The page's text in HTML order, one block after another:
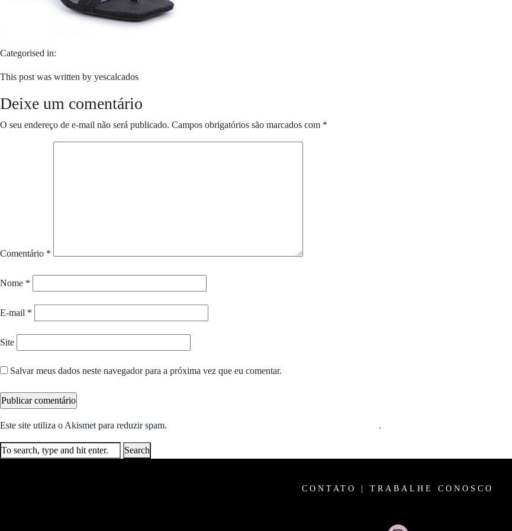
Categorised in:
This post was written by yescalcados
Deixe um comentário
O seu endereço de e-mail não será publicado. Campos obrigatórios são marcados com *
Comentário *
Nome *
E-mail *
Site
Salvar meus dados neste navegador para a próxima vez que eu comentar.
Este site utiliza o Akismet para reduzir spam. .
Search
CONTATO TRABALHE CONOSCO